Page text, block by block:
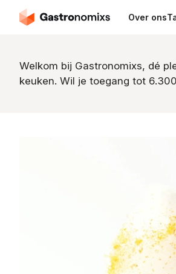
Over ons
Welkom bij Gastronomixs, dé
keuken. Wil je toegang tot